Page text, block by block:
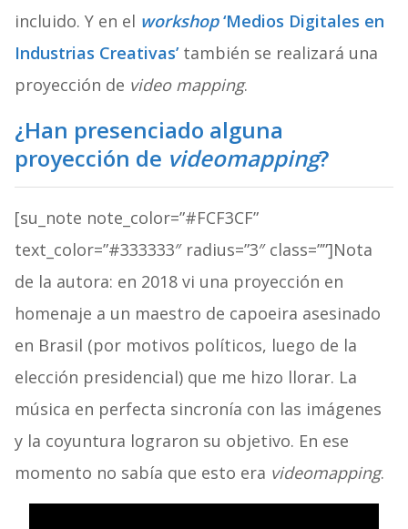
incluido. Y en el workshop‘Medios Digitales en
Industrias Creativas’ también se realizará una
proyección de video mapping.
¿Han presenciado alguna
proyección de videomapping?
[su_note note_color=”#FCF3CF”
text_color=”#333333″ radius=”3″ class=””]Nota
de la autora: en 2018 vi una proyección en
homenaje a un maestro de capoeira asesinado
en Brasil (por motivos políticos, luego de la
elección presidencial) que me hizo llorar. La
música en perfecta sincronía con las imágenes
y la coyuntura lograron su objetivo. En ese
momento no sabía que esto era videomapping.